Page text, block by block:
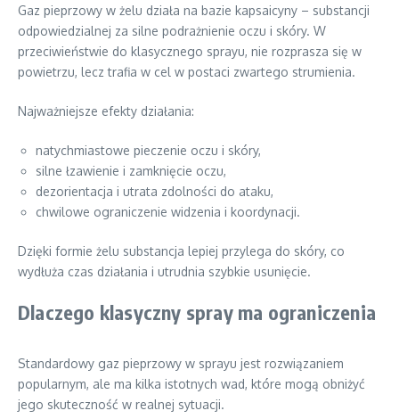
Gaz pieprzowy w żelu działa na bazie kapsaicyny – substancji
odpowiedzialnej za silne podrażnienie oczu i skóry. W
przeciwieństwie do klasycznego sprayu, nie rozprasza się w
powietrzu, lecz trafia w cel w postaci zwartego strumienia.
Najważniejsze efekty działania:
natychmiastowe pieczenie oczu i skóry,
silne łzawienie i zamknięcie oczu,
dezorientacja i utrata zdolności do ataku,
chwilowe ograniczenie widzenia i koordynacji.
Dzięki formie żelu substancja lepiej przylega do skóry, co
wydłuża czas działania i utrudnia szybkie usunięcie.
Dlaczego klasyczny spray ma ograniczenia
Standardowy gaz pieprzowy w sprayu jest rozwiązaniem
popularnym, ale ma kilka istotnych wad, które mogą obniżyć
jego skuteczność w realnej sytuacji.